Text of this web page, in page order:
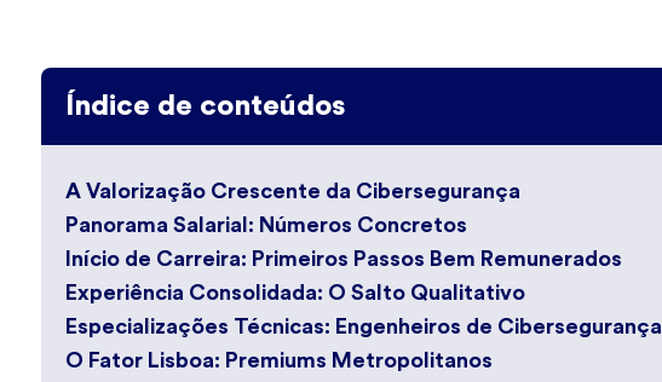
Índice de conteúdos
A Valorização Crescente da Cibersegurança
Panorama Salarial: Números Concretos
Início de Carreira: Primeiros Passos Bem Remunerados
Experiência Consolidada: O Salto Qualitativo
Especializações Técnicas: Engenheiros de Cibersegurança
O Fator Lisboa: Premiums Metropolitanos